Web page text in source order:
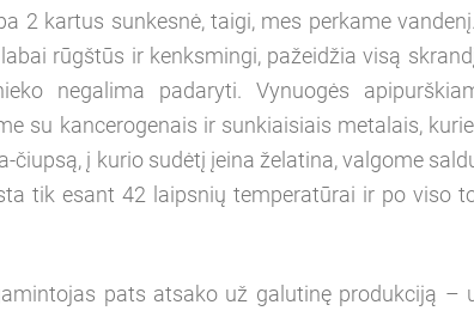
2 kartus sunkesnė, taigi, mes perkame
rūgštūs ir kenksmingi, pažeidžia visą
negalima padaryti. Vynuogės
su kancerogenais ir sunkiaisiais metalais,
čiupsą, į kurio sudėtį įeina želatina, valgome
tik esant 42 laipsnių temperatūrai ir po viso
pats atsako už galutinę produkciją –